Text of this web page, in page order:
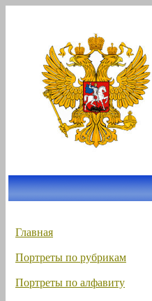
Главная
Портреты по рубрикам
Портреты по алфавиту